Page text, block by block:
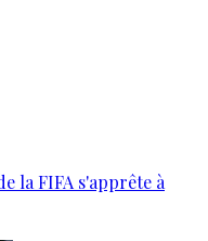
la FIFA s'apprête à